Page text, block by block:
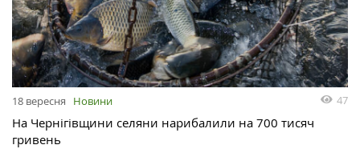
18 вересня Новини 47
На Чернігівщини селяни нарибалили на 700 тисяч
гривень